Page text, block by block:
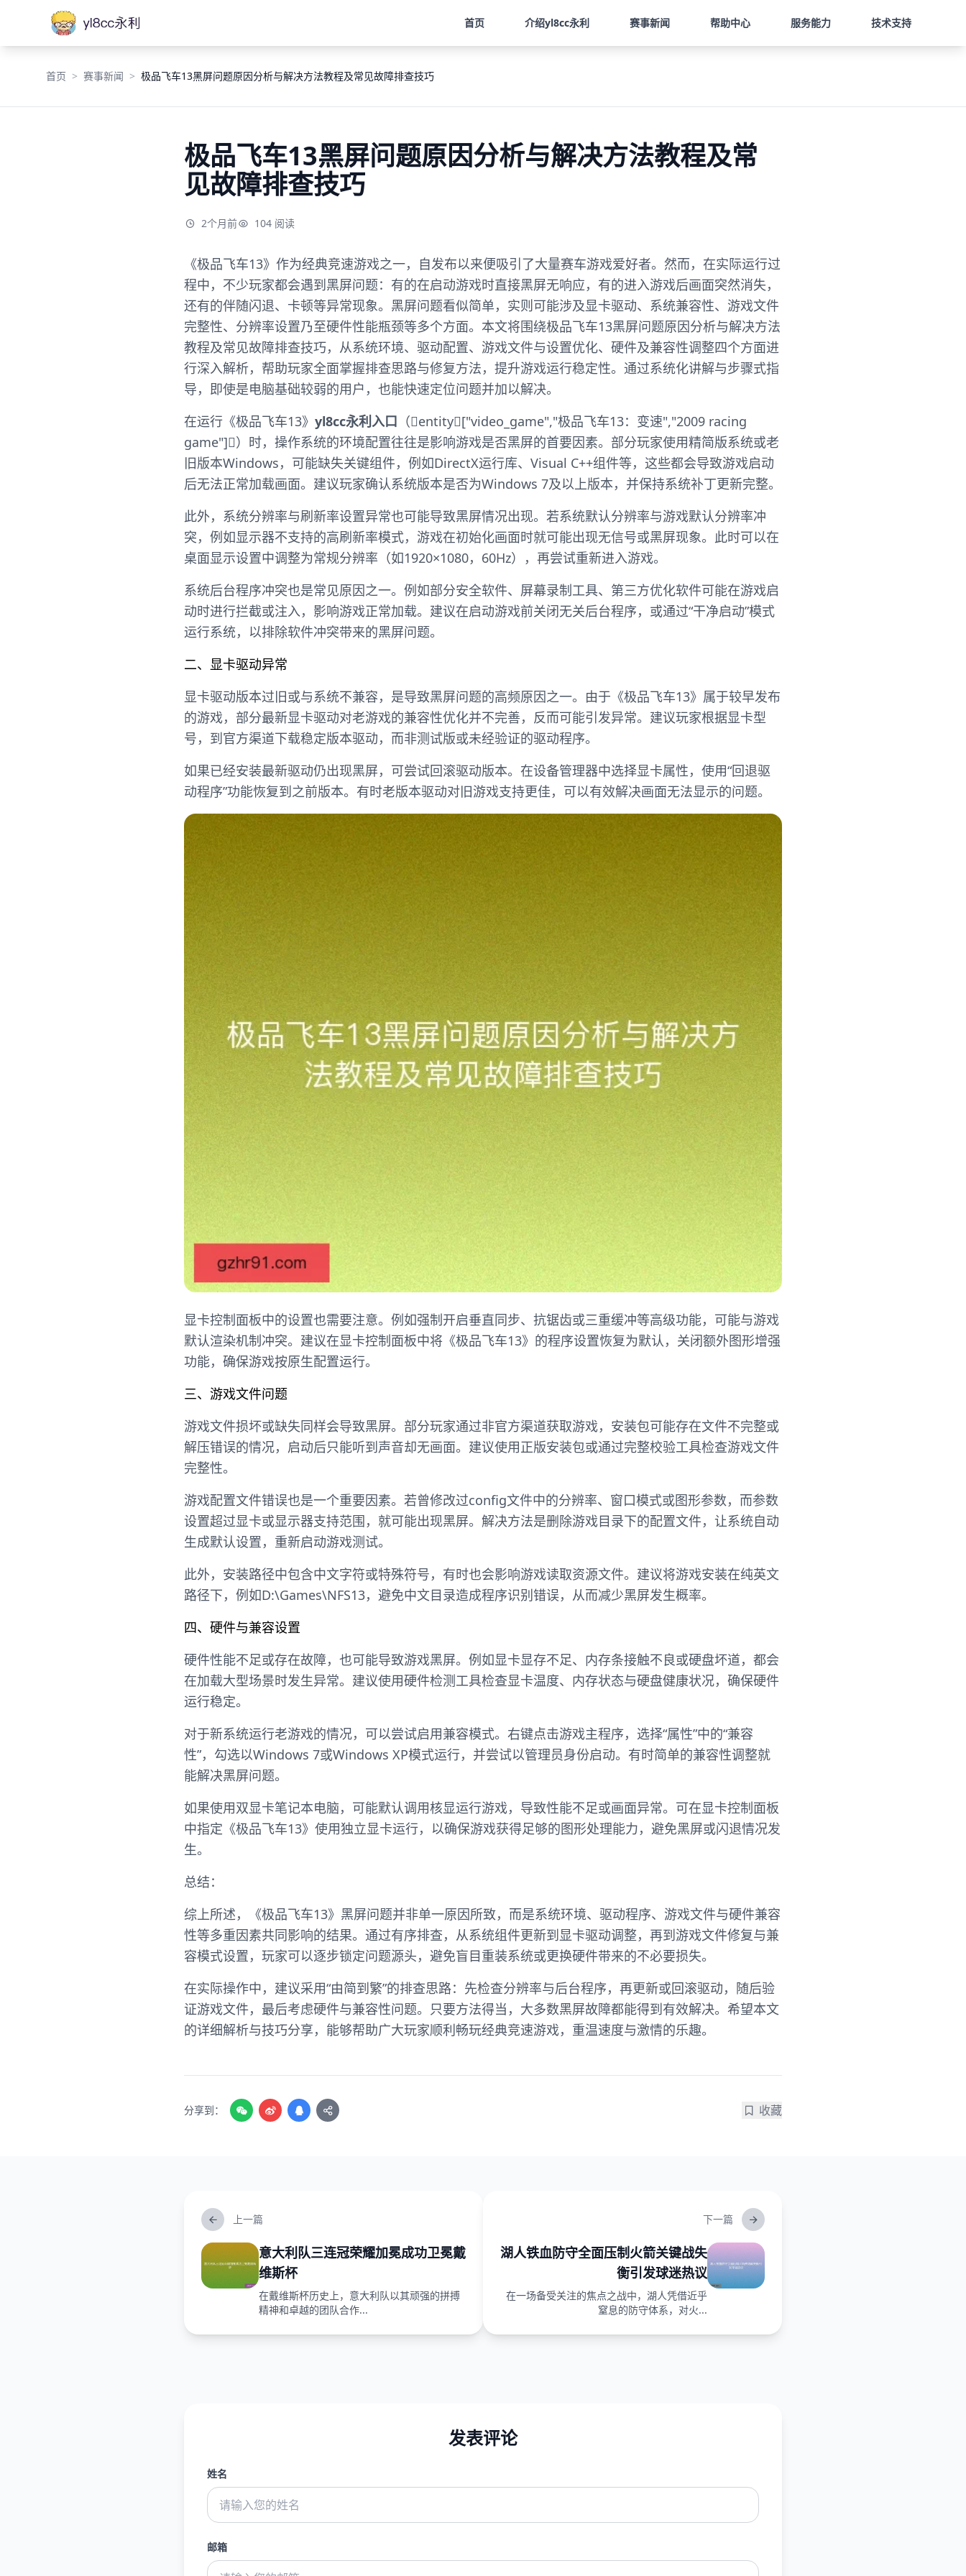
首页 介绍yl8cc永利 赛事新闻 帮助中心 服务能力 技术支持
首页 赛事新闻 极品飞车13黑屏问题原因分析与解决方法教程及常见故障排查技巧
极品飞车13黑屏问题原因分析与解决方法教程及常
见故障排查技巧
2个月前 104 阅读
《极品飞车13》作为经典竞速游戏之一，自发布以来便吸引了大量赛车游戏爱好者。然而，在实际运行过
程中，不少玩家都会遇到黑屏问题：有的在启动游戏时直接黑屏无响应，有的进入游戏后画面突然消失，
还有的伴随闪退、卡顿等异常现象。黑屏问题看似简单，实则可能涉及显卡驱动、系统兼容性、游戏文件
完整性、分辨率设置乃至硬件性能瓶颈等多个方面。本文将围绕极品飞车13黑屏问题原因分析与解决方法
教程及常见故障排查技巧，从系统环境、驱动配置、游戏文件与设置优化、硬件及兼容性调整四个方面进
行深入解析，帮助玩家全面掌握排查思路与修复方法，提升游戏运行稳定性。通过系统化讲解与步骤式指
导，即使是电脑基础较弱的用户，也能快速定位问题并加以解决。
在运行《极品飞车13》 yl8cc永利入口 （entity["video_game","极品飞车13：变速","2009 racing
game"]）时，操作系统的环境配置往往是影响游戏是否黑屏的首要因素。部分玩家使用精简版系统或老
旧版本Windows，可能缺失关键组件，例如DirectX运行库、Visual C++组件等，这些都会导致游戏启动
后无法正常加载画面。建议玩家确认系统版本是否为Windows 7及以上版本，并保持系统补丁更新完整。
此外，系统分辨率与刷新率设置异常也可能导致黑屏情况出现。若系统默认分辨率与游戏默认分辨率冲
突，例如显示器不支持的高刷新率模式，游戏在初始化画面时就可能出现无信号或黑屏现象。此时可以在
桌面显示设置中调整为常规分辨率（如1920×1080，60Hz），再尝试重新进入游戏。
系统后台程序冲突也是常见原因之一。例如部分安全软件、屏幕录制工具、第三方优化软件可能在游戏启
动时进行拦截或注入，影响游戏正常加载。建议在启动游戏前关闭无关后台程序，或通过“干净启动”模式
运行系统，以排除软件冲突带来的黑屏问题。
二、显卡驱动异常
显卡驱动版本过旧或与系统不兼容，是导致黑屏问题的高频原因之一。由于《极品飞车13》属于较早发布
的游戏，部分最新显卡驱动对老游戏的兼容性优化并不完善，反而可能引发异常。建议玩家根据显卡型
号，到官方渠道下载稳定版本驱动，而非测试版或未经验证的驱动程序。
如果已经安装最新驱动仍出现黑屏，可尝试回滚驱动版本。在设备管理器中选择显卡属性，使用“回退驱
动程序”功能恢复到之前版本。有时老版本驱动对旧游戏支持更佳，可以有效解决画面无法显示的问题。
显卡控制面板中的设置也需要注意。例如强制开启垂直同步、抗锯齿或三重缓冲等高级功能，可能与游戏
默认渲染机制冲突。建议在显卡控制面板中将《极品飞车13》的程序设置恢复为默认，关闭额外图形增强
功能，确保游戏按原生配置运行。
三、游戏文件问题
游戏文件损坏或缺失同样会导致黑屏。部分玩家通过非官方渠道获取游戏，安装包可能存在文件不完整或
解压错误的情况，启动后只能听到声音却无画面。建议使用正版安装包或通过完整校验工具检查游戏文件
完整性。
游戏配置文件错误也是一个重要因素。若曾修改过config文件中的分辨率、窗口模式或图形参数，而参数
设置超过显卡或显示器支持范围，就可能出现黑屏。解决方法是删除游戏目录下的配置文件，让系统自动
生成默认设置，重新启动游戏测试。
此外，安装路径中包含中文字符或特殊符号，有时也会影响游戏读取资源文件。建议将游戏安装在纯英文
路径下，例如D:\Games\NFS13，避免中文目录造成程序识别错误，从而减少黑屏发生概率。
四、硬件与兼容设置
硬件性能不足或存在故障，也可能导致游戏黑屏。例如显卡显存不足、内存条接触不良或硬盘坏道，都会
在加载大型场景时发生异常。建议使用硬件检测工具检查显卡温度、内存状态与硬盘健康状况，确保硬件
运行稳定。
对于新系统运行老游戏的情况，可以尝试启用兼容模式。右键点击游戏主程序，选择“属性”中的“兼容
性”，勾选以Windows 7或Windows XP模式运行，并尝试以管理员身份启动。有时简单的兼容性调整就
能解决黑屏问题。
如果使用双显卡笔记本电脑，可能默认调用核显运行游戏，导致性能不足或画面异常。可在显卡控制面板
中指定《极品飞车13》使用独立显卡运行，以确保游戏获得足够的图形处理能力，避免黑屏或闪退情况发
生。
总结：
综上所述，《极品飞车13》黑屏问题并非单一原因所致，而是系统环境、驱动程序、游戏文件与硬件兼容
性等多重因素共同影响的结果。通过有序排查，从系统组件更新到显卡驱动调整，再到游戏文件修复与兼
容模式设置，玩家可以逐步锁定问题源头，避免盲目重装系统或更换硬件带来的不必要损失。
在实际操作中，建议采用“由简到繁”的排查思路：先检查分辨率与后台程序，再更新或回滚驱动，随后验
证游戏文件，最后考虑硬件与兼容性问题。只要方法得当，大多数黑屏故障都能得到有效解决。希望本文
的详细解析与技巧分享，能够帮助广大玩家顺利畅玩经典竞速游戏，重温速度与激情的乐趣。
分享到： 收藏
上一篇
意大利队三连冠荣耀加冕成功卫冕戴
维斯杯
在戴维斯杯历史上，意大利队以其顽强的拼搏
精神和卓越的团队合作...
下一篇
湖人铁血防守全面压制火箭关键战失
衡引发球迷热议
在一场备受关注的焦点之战中，湖人凭借近乎
窒息的防守体系，对火...
发表评论
姓名
邮箱